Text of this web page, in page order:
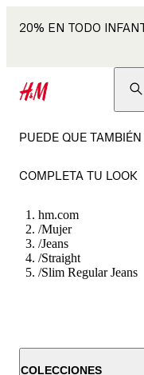
20% EN TODO
PUEDE QUE TAMBIÉN
COMPLETA TU LOOK
hm.com
/Mujer
/Jeans
/Straight
/Slim Regular Jeans
COLECCIONES